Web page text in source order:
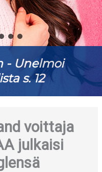
- Unelmoi
s. 12
voittaja
julkaisi